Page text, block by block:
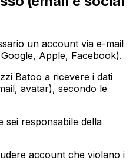
un account via e-mail
Apple, Facebook).
Batoo a ricevere i dati
avatar), secondo le
sei responsabile della
account che violano i